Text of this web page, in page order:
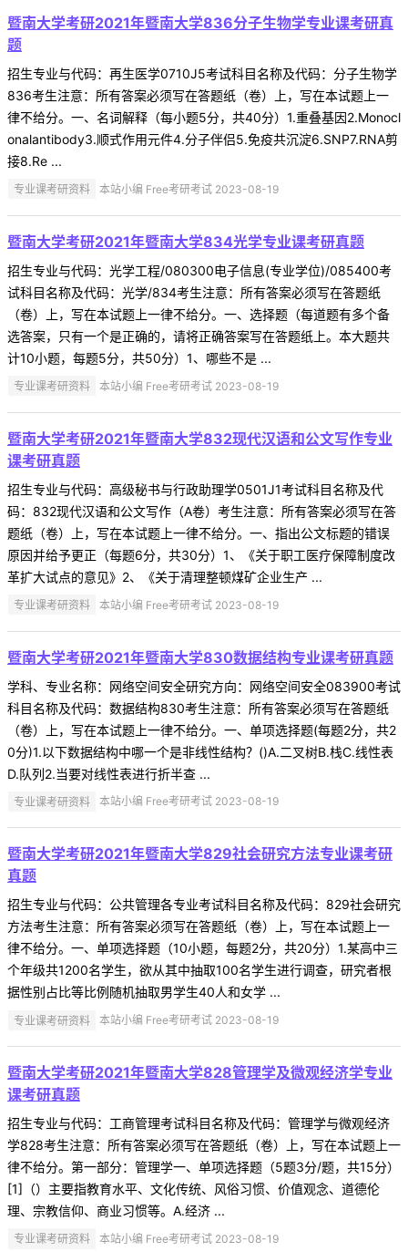
暨南大学考研2021年暨南大学836分子生物学专业课考研真
题
招生专业与代码：再生医学0710J5考试科目名称及代码：分子生物学
836考生注意：所有答案必须写在答题纸（卷）上，写在本试题上一
律不给分。一、名词解释（每小题5分，共40分）1.重叠基因2.Monocl
onalantibody3.顺式作用元件4.分子伴侣5.免疫共沉淀6.SNP7.RNA剪
接8.Re ...
专业课考研资料 本站小编 Free考研考试 2023-08-19
暨南大学考研2021年暨南大学834光学专业课考研真题
招生专业与代码：光学工程/080300电子信息(专业学位)/085400考
试科目名称及代码：光学/834考生注意：所有答案必须写在答题纸
（卷）上，写在本试题上一律不给分。一、选择题（每道题有多个备
选答案，只有一个是正确的，请将正确答案写在答题纸上。本大题共
计10小题，每题5分，共50分）1、哪些不是 ...
专业课考研资料 本站小编 Free考研考试 2023-08-19
暨南大学考研2021年暨南大学832现代汉语和公文写作专业
课考研真题
招生专业与代码：高级秘书与行政助理学0501J1考试科目名称及代
码：832现代汉语和公文写作（A卷）考生注意：所有答案必须写在答
题纸（卷）上，写在本试题上一律不给分。一、指出公文标题的错误
原因并给予更正（每题6分，共30分）1、《关于职工医疗保障制度改
革扩大试点的意见》2、《关于清理整顿煤矿企业生产 ...
专业课考研资料 本站小编 Free考研考试 2023-08-19
暨南大学考研2021年暨南大学830数据结构专业课考研真题
学科、专业名称：网络空间安全研究方向：网络空间安全083900考试
科目名称及代码：数据结构830考生注意：所有答案必须写在答题纸
（卷）上，写在本试题上一律不给分。一、单项选择题(每题2分，共2
0分)1.以下数据结构中哪一个是非线性结构？()A.二叉树B.栈C.线性表
D.队列2.当要对线性表进行折半查 ...
专业课考研资料 本站小编 Free考研考试 2023-08-19
暨南大学考研2021年暨南大学829社会研究方法专业课考研
真题
招生专业与代码：公共管理各专业考试科目名称及代码：829社会研究
方法考生注意：所有答案必须写在答题纸（卷）上，写在本试题上一
律不给分。一、单项选择题（10小题，每题2分，共20分）1.某高中三
个年级共1200名学生，欲从其中抽取100名学生进行调查，研究者根
据性别占比等比例随机抽取男学生40人和女学 ...
专业课考研资料 本站小编 Free考研考试 2023-08-19
暨南大学考研2021年暨南大学828管理学及微观经济学专业
课考研真题
招生专业与代码：工商管理考试科目名称及代码：管理学与微观经济
学828考生注意：所有答案必须写在答题纸（卷）上，写在本试题上一
律不给分。第一部分：管理学一、单项选择题（5题3分/题，共15分）
[1]（）主要指教育水平、文化传统、风俗习惯、价值观念、道德伦
理、宗教信仰、商业习惯等。A.经济 ...
专业课考研资料 本站小编 Free考研考试 2023-08-19